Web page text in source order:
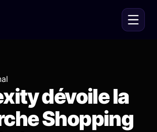
dévoile la
Shopping